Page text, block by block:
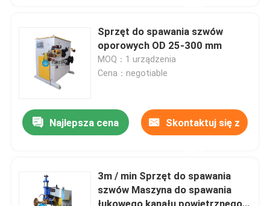
Sprzęt do spawania szwów
oporowych OD 25-300 mm
MOQ：1 urządzenia
Cena：negotiable
Najlepsza cena Skontaktuj się z
3m / min Sprzęt do spawania
szwów Maszyna do spawania